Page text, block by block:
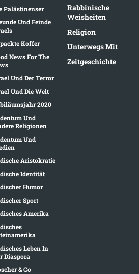
Palästinenser
Und Feinde
Koffer
News For The
Und Der Terror
Und Die Welt
2020
Und
Religionen
Und
Aristokratie
Identität
Humor
Sport
Amerika
Leben In
Diaspora
& Co
Rabbinische
Weisheiten
Religion
Unterwegs Mit
Zeitgeschichte